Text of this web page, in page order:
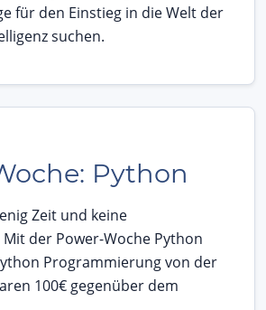
für den Einstieg in die Welt der
suchen.
Python
Zeit und keine
der Power-Woche Python
Programmierung von der
100€ gegenüber dem